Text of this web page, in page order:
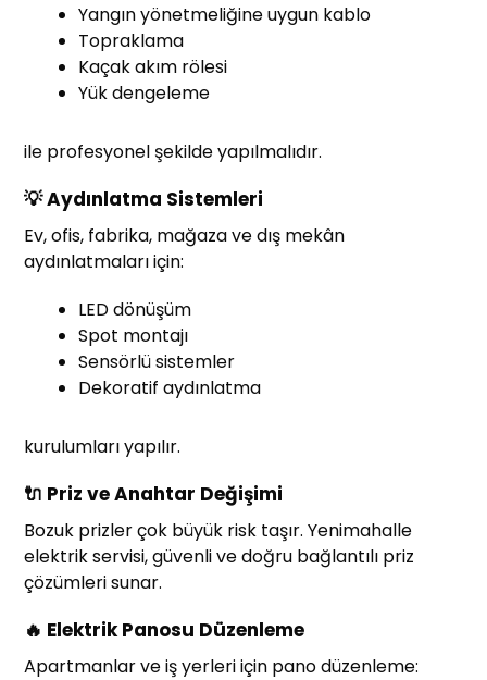
Yangın yönetmeliğine uygun kablo
Topraklama
Kaçak akım rölesi
Yük dengeleme
ile profesyonel şekilde yapılmalıdır.
💡 Aydınlatma Sistemleri
Ev, ofis, fabrika, mağaza ve dış mekân
aydınlatmaları için:
LED dönüşüm
Spot montajı
Sensörlü sistemler
Dekoratif aydınlatma
kurulumları yapılır.
🔌 Priz ve Anahtar Değişimi
Bozuk prizler çok büyük risk taşır. Yenimahalle
elektrik servisi, güvenli ve doğru bağlantılı priz
çözümleri sunar.
🔥 Elektrik Panosu Düzenleme
Apartmanlar ve iş yerleri için pano düzenleme: